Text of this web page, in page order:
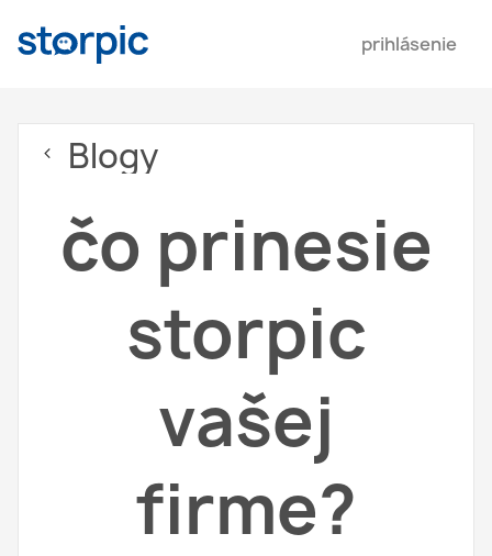
prihlásenie
Blogy
čo prinesie
storpic
vašej
firme?